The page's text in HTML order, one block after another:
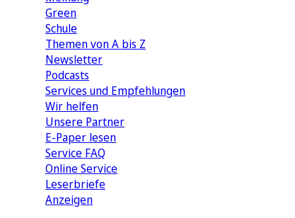
Green
Schule
Themen von A bis Z
Newsletter
Podcasts
Services und Empfehlungen
Wir helfen
Unsere Partner
E-Paper lesen
Service FAQ
Online Service
Leserbriefe
Anzeigen